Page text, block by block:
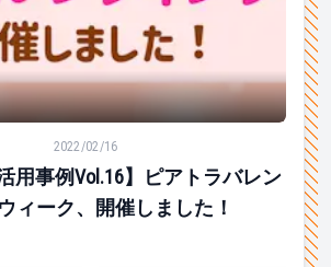
用事例Vol.16】ピアトラバレンタインウ
2022/02/16
活用事例Vol.16】ピアトラバレン
ィーク、開催しました！